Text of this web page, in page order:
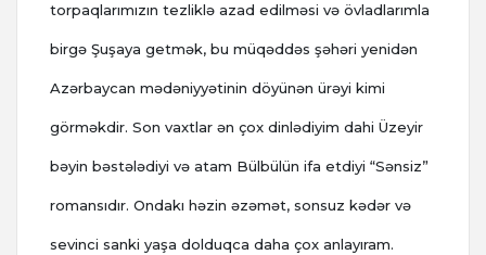
torpaqlarımızın tezliklə azad edilməsi və övladlarımla
birgə Şuşaya getmək, bu müqəddəs şəhəri yenidən
Azərbaycan mədəniyyətinin döyünən ürəyi kimi
görməkdir. Son vaxtlar ən çox dinlədiyim dahi Üzeyir
bəyin bəstələdiyi və atam Bülbülün ifa etdiyi “Sənsiz”
romansıdır. Ondakı həzin əzəmət, sonsuz kədər və
sevinci sanki yaşa dolduqca daha çox anlayıram.